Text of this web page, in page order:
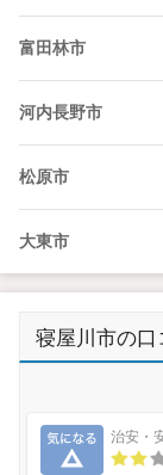
富田林市
河内長野市
松原市
大東市
寝屋川市の口
気に
治安・